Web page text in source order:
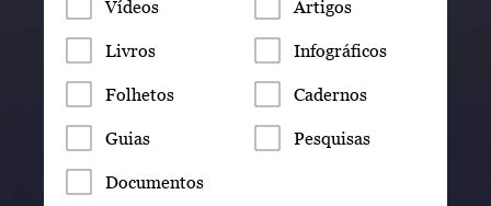
Vídeos Artigos
Livros Infográficos
Folhetos Cadernos
Guias Pesquisas
Documentos